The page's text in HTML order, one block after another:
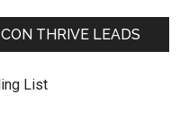
THRIVE LEADS